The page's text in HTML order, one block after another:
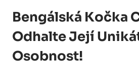
Bengálská Kočka⁤
Odhalte‍ Její
Osobnost!